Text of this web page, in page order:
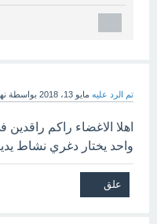
تم الرد عليه مايو 13، 2018 بواسطة
اهلا الاغضاء راكم
واحد يختار دغري نشاط